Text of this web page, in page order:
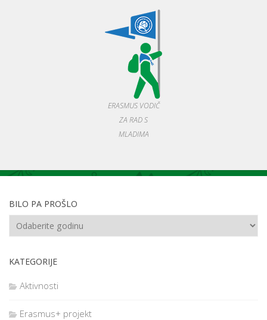
ERASMUS VODIČ
ZA RAD S
MLADIMA
BILO PA PROŠLO
KATEGORIJE
Aktivnosti
Erasmus+ projekt